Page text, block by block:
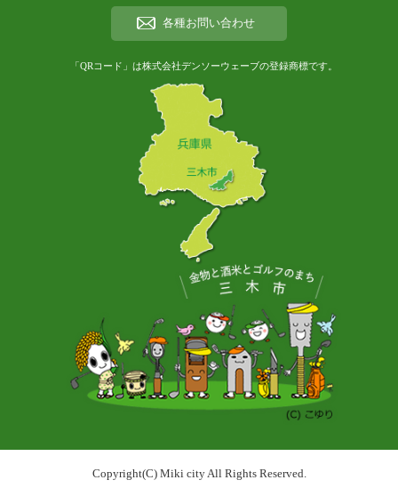
各種お問い合わせ
「QRコード」は株式会社デンソーウェーブの登録商標です。
Copyright(C) Miki city All Rights Reserved.